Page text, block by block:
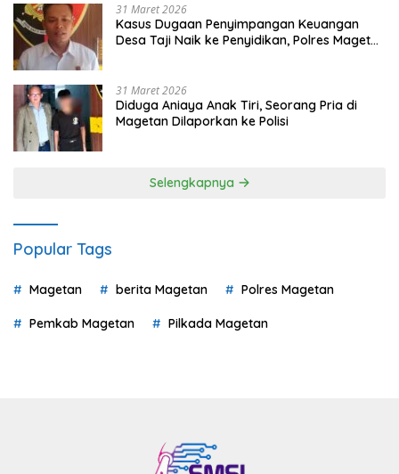
31 Maret 2026
Kasus Dugaan Penyimpangan Keuangan
Desa Taji Naik ke Penyidikan, Polres Magetan
31 Maret 2026
Diduga Aniaya Anak Tiri, Seorang Pria di
Magetan Dilaporkan ke Polisi
Selengkapnya
Popular Tags
Magetan berita Magetan Polres Magetan
Pemkab Magetan Pilkada Magetan